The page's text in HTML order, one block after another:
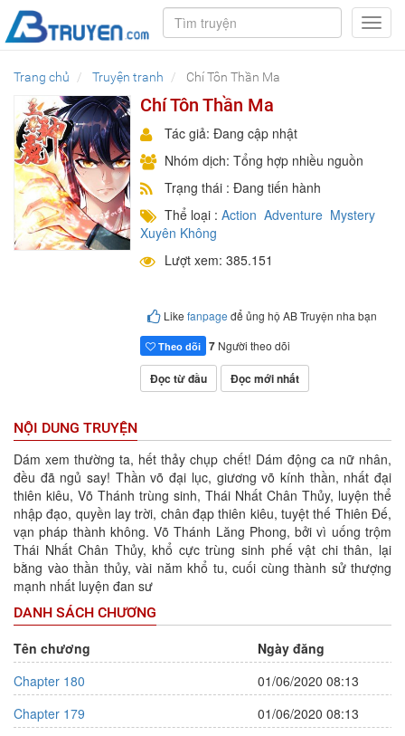
Trang chủ Truyện tranh Chí Tôn Thần Ma
Chí Tôn Thần Ma
Tác giả: Đang cập nhật
Nhóm dịch: Tổng hợp nhiều nguồn
Trạng thái : Đang tiến hành
Thể loại : Action Adventure Mystery
Xuyên Không
Lượt xem: 385.151
Like fanpage để ủng hộ AB Truyện nha bạn
Theo dõi 7 Người theo dõi
Đọc từ đầu Đọc mới nhất
NỘI DUNG TRUYỆN
Dám xem thường ta, hết thảy chụp chết! Dám động ca nữ nhân,
đều đã ngủ say! Thần võ đại lục, giương võ kính thần, nhất đại
thiên kiêu, Võ Thánh trùng sinh, Thái Nhất Chân Thủy, luyện thể
nhập đạo, quyền lay trời, chân đạp thiên kiêu, tuyệt thế Thiên Đế,
vạn pháp thành không. Võ Thánh Lăng Phong, bởi vì uống trộm
Thái Nhất Chân Thủy, khổ cực trùng sinh phế vật chi thân, lại
bằng vào thần thủy, vài năm khổ tu, cuối cùng thành sử thượng
mạnh nhất luyện đan sư
DANH SÁCH CHƯƠNG
Tên chương
Ngày đăng
Chapter 180
01/06/2020 08:13
Chapter 179
01/06/2020 08:13